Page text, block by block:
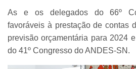
As e os delegados do 66º
favoráveis à prestação de contas
previsão orçamentária para 2024
do 41º Congresso do ANDES-SN.